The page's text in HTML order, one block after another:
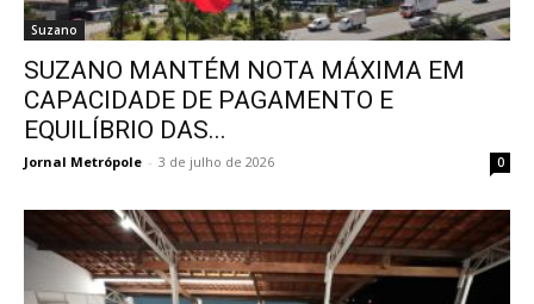
Suzano
SUZANO MANTÉM NOTA MÁXIMA EM
CAPACIDADE DE PAGAMENTO E
EQUILÍBRIO DAS...
Jornal Metrópole - 3 de julho de 2026 0